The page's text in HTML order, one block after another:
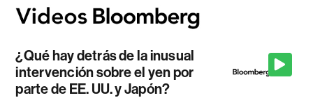
¿Qué hay detrás de la inusual
intervención sobre el yen por
parte de EE. UU. y Japón?